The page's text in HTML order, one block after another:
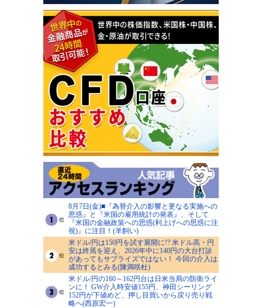
8月7日(金)■『為替介入の影響と更なる実施への
思惑』と『米国の雇用統計の発表』、そして
『米国の金融政策への思惑(利上げへの思惑に注
視)』に注目！(羊飼い)
米ドル/円は150円を試す展開に!? 米ドル高・円
安は終焉を迎え、2026年中に140円の大台打診
があってもサプライズではない！ 今回の介入は
成功するとみる(陳満咲杜)
米ドル/円の160～162円台は日米当局の防衛ライ
ンに！ GW介入時安値155円、神田シーリング
152円が下値めど、押し目買いから戻り売り戦
略へ(西原宏一)